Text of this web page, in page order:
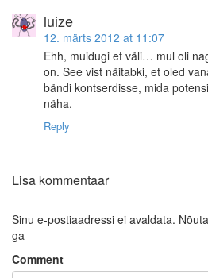
luize
12. märts 2012 at 11:07
Ehh, muidugi et väli… mul oli
on. See vist näitabki, et oled
bändi kontserdisse, mida
näha.
Reply
Lisa kommentaar
Sinu e-postiaadressi ei avaldata.
ga
Comment